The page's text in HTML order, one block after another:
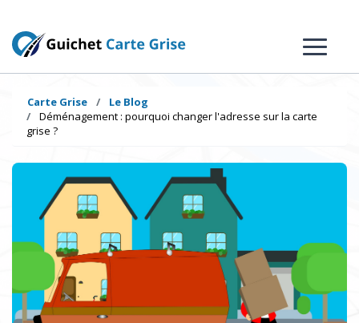
Carte Grise
Le Blog
Déménagement : pourquoi changer l'adresse sur la carte
grise ?